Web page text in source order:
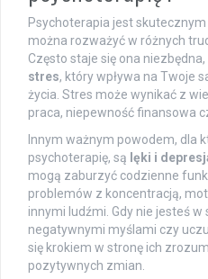
Psychoterapia jest
można rozważyć w różnych
Często staje się ona
stres, który wpływa na Twoje
życia. Stres może wynikać z
praca, niepewność finansowa
Innym ważnym powodem, dla
psychoterapię, są lęki i
mogą zaburzyć codzienne
problemów z koncentracją,
innymi ludźmi. Gdy nie jesteś
negatywnymi myślami czy
się krokiem w stronę ich
pozytywnych zmian.